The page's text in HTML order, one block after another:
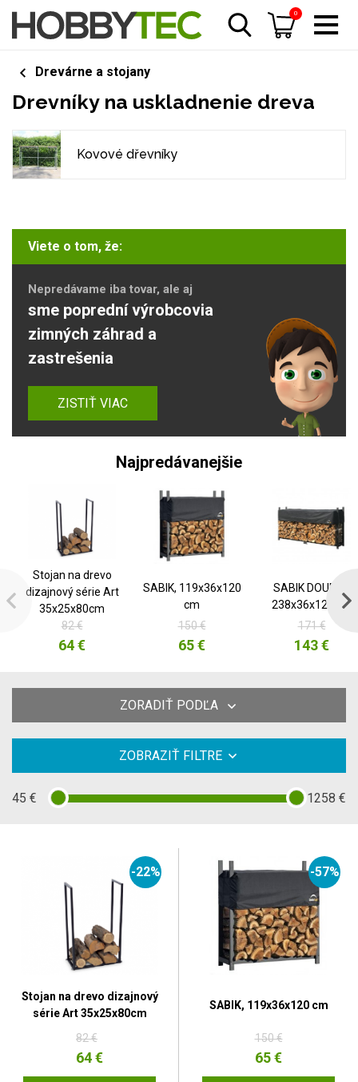
0
Drevárne a stojany
Drevníky na uskladnenie dreva
Kovové dřevníky
Viete o tom, že:
Nepredávame iba tovar, ale aj
sme poprední výrobcovia
zimných záhrad a
zastrešenia
ZISTIŤ VIAC
Najpredávanejšie
Stojan na drevo
dizajnový série Art
35x25x80cm
82 €
64 €
SABIK, 119x36x120
cm
150 €
65 €
SABIK DOUBLE,
238x36x120 cm
171 €
143 €
ZORADIŤ PODĽA
ZOBRAZIŤ FILTRE
45 € 1258 €
-22%
Stojan na drevo dizajnový
série Art 35x25x80cm
82 €
64 €
-57%
SABIK, 119x36x120 cm
150 €
65 €